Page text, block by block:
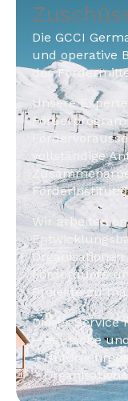
Die GCCI
und operative
des
Unsere
vollständige
Wir arbeiten
Förderquote
Projekte zu
Dieser Service
– deutsche
–
–